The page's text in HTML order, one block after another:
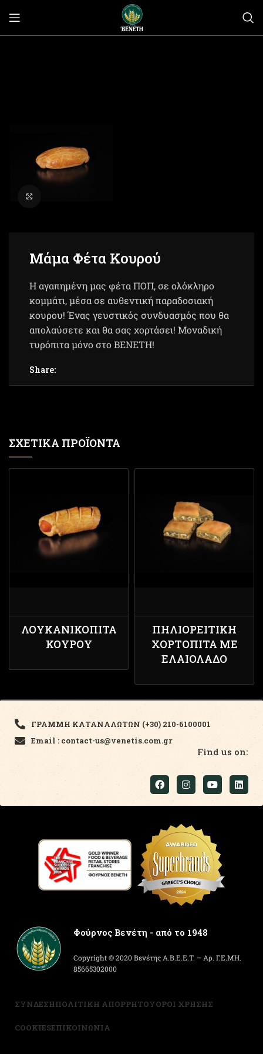
Μάμα Φέτα Κουρού
Η αγαπημένη μας φέτα ΠΟΠ, σε ολόκληρο
κομμάτι, μέσα σε αυθεντική παραδοσιακή
κουρου! Ένας γευστικός συνδυασμός που θα
απολαύσετε και θα σας χορτάσει! Μοναδική
τυρόπιτα μόνο στο ΒΕΝΕΤΗ!
Share:
ΣΧΕΤΙΚΆ ΠΡΟΪΌΝΤΑ
ΛΟΥΚΑΝΙΚΌΠΙΤΑ
ΚΟΥΡΟΎ
ΠΗΛΙΟΡΕΊΤΙΚΗ
ΧΟΡΤΌΠΙΤΑ ΜΕ
ΕΛΑΙΌΛΑΔΟ
ΓΡΑΜΜΗ ΚΑΤΑΝΑΛΩΤΩΝ (+30) 210-6100001
Email : contact-us@venetis.com.gr
Find us on:
Φούρνος Βενέτη - από το 1948
Copyright © 2020 Βενέτης Α.Β.Ε.Ε.Τ. – Αρ. Γ.Ε.ΜΗ.
85665302000
ΣΥΝΔΕΣΗΠΟΛΙΤΙΚΗ ΑΠΟΡΡΗΤΟΥΟΡΟΙ ΧΡΗΣΗΣ
COOKIESΕΠΙΚΟΙΝΩΝΙΑ